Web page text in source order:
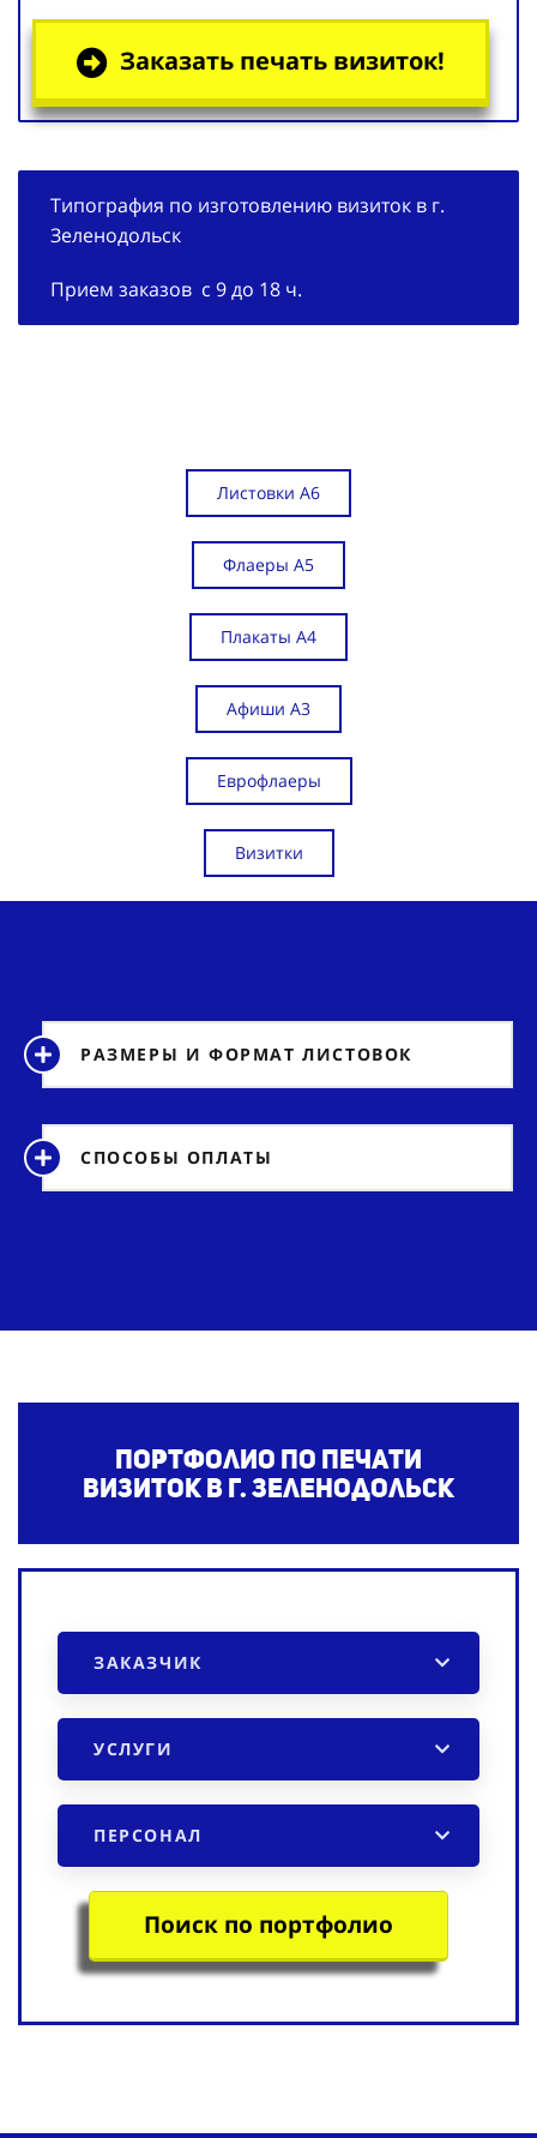
Заказать печать визиток!
Типография по изготовлению визиток в г.
Зеленодольск
Прием заказов с 9 до 18 ч.
Листовки А6
Флаеры А5
Плакаты А4
Афиши А3
Еврофлаеры
Визитки
РАЗМЕРЫ И ФОРМАТ ЛИСТОВОК
СПОСОБЫ ОПЛАТЫ
Портфолио по печати
визитокв г. Зеленодольск
ЗАКАЗЧИК
УСЛУГИ
ПЕРСОНАЛ
Поиск по портфолио